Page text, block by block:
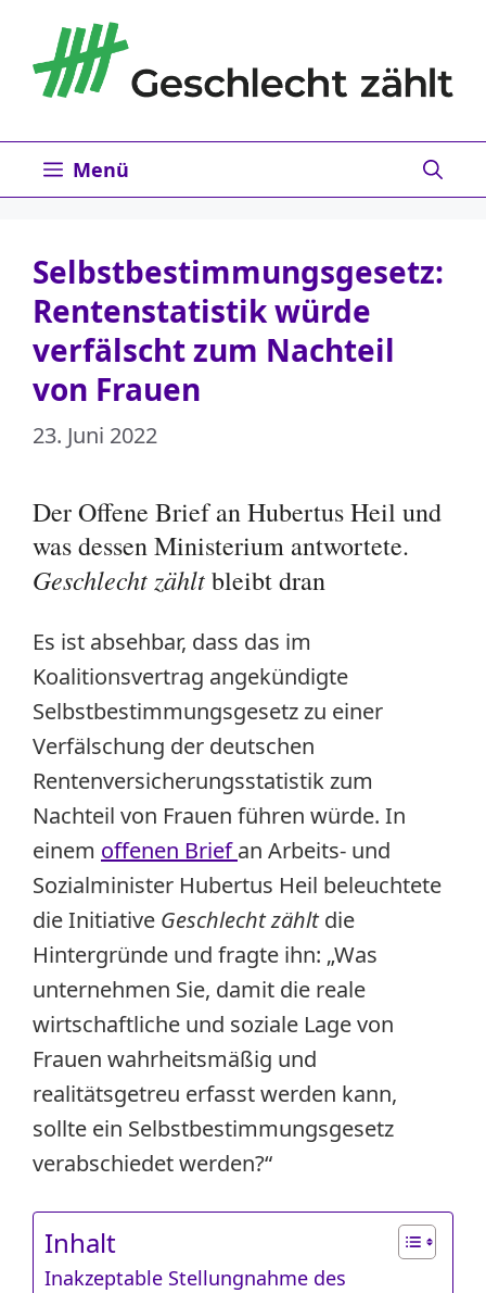
Inhalt
springen
Menü
Selbstbestimmungsgesetz:
Rentenstatistik würde
verfälscht zum Nachteil
von Frauen
23. Juni 2022
Der Offene Brief an Hubertus Heil und
was dessen Ministerium antwortete.
Geschlecht zähltbleibt dran
Es ist absehbar, dass das im
Koalitionsvertrag angekündigte
Selbstbestimmungsgesetz zu einer
Verfälschung der deutschen
Rentenversicherungsstatistik zum
Nachteil von Frauen führen würde. In
einem offenen Briefan Arbeits- und
Sozialminister Hubertus Heil beleuchtete
die Initiative Geschlecht zähltdie
Hintergründe und fragte ihn: „Was
unternehmen Sie, damit die reale
wirtschaftliche und soziale Lage von
Frauen wahrheitsmäßig und
realitätsgetreu erfasst werden kann,
sollte ein Selbst­bestimmungs­gesetz
verabschiedet werden?“
Inhalt
Inakzeptable Stellungnahme des